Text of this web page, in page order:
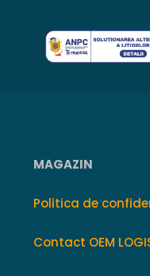
MAGAZIN
Politica de
Contact OEM